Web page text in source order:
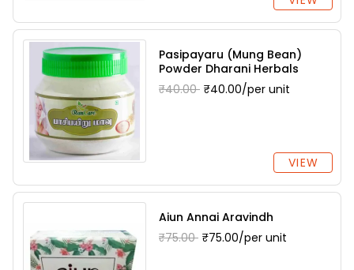
Pasipayaru (Mung Bean)
Powder Dharani Herbals
₹40.00 ₹40.00/per unit
VIEW
Aiun Annai Aravindh
₹75.00 ₹75.00/per unit